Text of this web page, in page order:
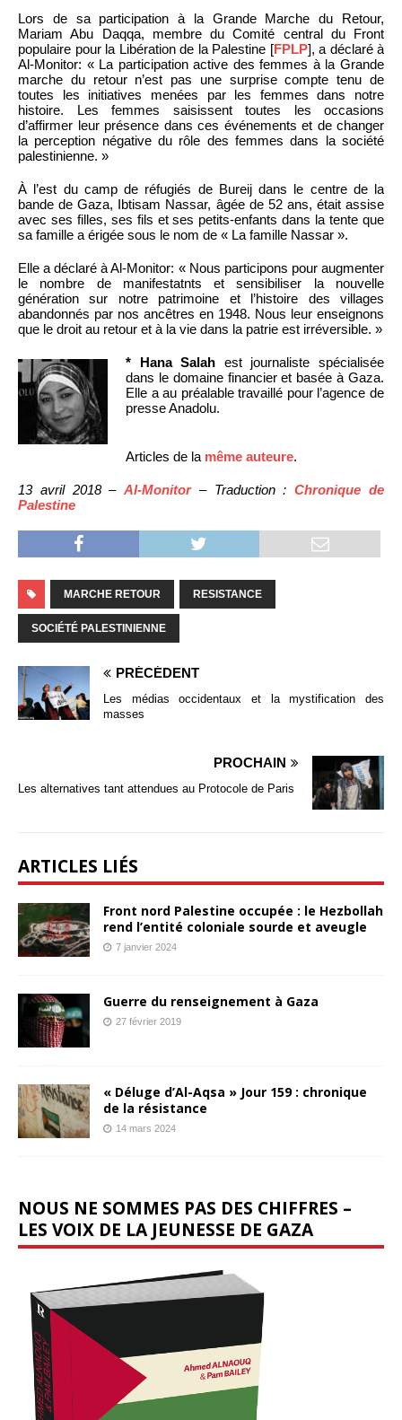
Lors de sa participation à la Grande Marche du Retour,
Mariam Abu Daqqa, membre du Comité central du Front
populaire pour la Libération de la Palestine [FPLP], a déclaré à
Al-Monitor: « La participation active des femmes à la Grande
marche du retour n’est pas une surprise compte tenu de
toutes les initiatives menées par les femmes dans notre
histoire. Les femmes saisissent toutes les occasions
d’affirmer leur présence dans ces événements et de changer
la perception négative du rôle des femmes dans la société
palestinienne. »
À l’est du camp de réfugiés de Bureij dans le centre de la
bande de Gaza, Ibtisam Nassar, âgée de 52 ans, était assise
avec ses filles, ses fils et ses petits-enfants dans la tente que
sa famille a érigée sous le nom de « La famille Nassar ».
Elle a déclaré à Al-Monitor: « Nous participons pour augmenter
le nombre de manifestatnts et sensibiliser la nouvelle
génération sur notre patrimoine et l’histoire des villages
abandonnés par nos ancêtres en 1948. Nous leur enseignons
que le droit au retour et à la vie dans la patrie est irréversible. »
* Hana Salah est journaliste spécialisée
dans le domaine financier et basée à Gaza.
Elle a au préalable travaillé pour l’agence de
presse Anadolu.
Articles de la même auteure.
13 avril 2018 –Al-Monitor– Traduction :Chronique de
Palestine
MARCHE RETOUR RESISTANCE
SOCIÉTÉ PALESTINIENNE
PRÉCÉDENT
Les médias occidentaux et la mystification des
masses
PROCHAIN
Les alternatives tant attendues au Protocole de Paris
ARTICLES LIÉS
Front nord Palestine occupée : le Hezbollah
rend l’entité coloniale sourde et aveugle
7 janvier 2024
Guerre du renseignement à Gaza
27 février 2019
« Déluge d’Al-Aqsa » Jour 159 : chronique
de la résistance
14 mars 2024
NOUS NE SOMMES PAS DES CHIFFRES –
LES VOIX DE LA JEUNESSE DE GAZA